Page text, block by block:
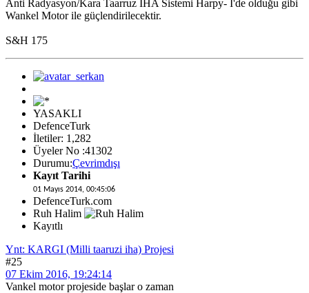
Anti Radyasyon/Kara Taarruz İHA Sistemi Harpy- I'de olduğu gibi
Wankel Motor ile güçlendirilecektir.
S&H 175
YASAKLI
DefenceTurk
İletiler: 1,282
Üyeler No :41302
Durumu:Çevrimdışı
Kayıt Tarihi
01 Mayıs 2014, 00:45:06
DefenceTurk.com
Ruh Halim
Kayıtlı
Ynt: KARGI (Milli taaruzi iha) Projesi
#25
07 Ekim 2016, 19:24:14
Vankel motor projeside başlar o zaman